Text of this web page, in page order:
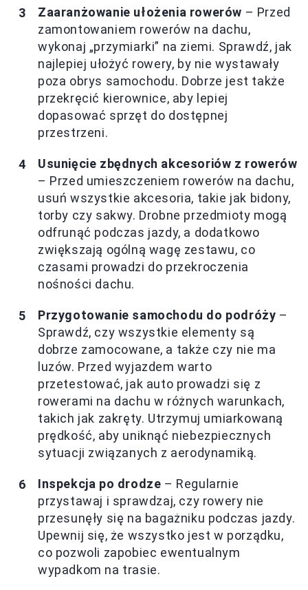
Zaaranżowanie ułożenia rowerów – Przed
zamontowaniem rowerów na dachu,
wykonaj „przymiarki” na ziemi. Sprawdź, jak
najlepiej ułożyć rowery, by nie wystawały
poza obrys samochodu. Dobrze jest także
przekręcić kierownice, aby lepiej
dopasować sprzęt do dostępnej
przestrzeni.
Usunięcie zbędnych akcesoriów z rowerów
– Przed umieszczeniem rowerów na dachu,
usuń wszystkie akcesoria, takie jak bidony,
torby czy sakwy. Drobne przedmioty mogą
odfrunąć podczas jazdy, a dodatkowo
zwiększają ogólną wagę zestawu, co
czasami prowadzi do przekroczenia
nośności dachu.
Przygotowanie samochodu do podróży –
Sprawdź, czy wszystkie elementy są
dobrze zamocowane, a także czy nie ma
luzów. Przed wyjazdem warto
przetestować, jak auto prowadzi się z
rowerami na dachu w różnych warunkach,
takich jak zakręty. Utrzymuj umiarkowaną
prędkość, aby uniknąć niebezpiecznych
sytuacji związanych z aerodynamiką.
Inspekcja po drodze – Regularnie
przystawaj i sprawdzaj, czy rowery nie
przesunęły się na bagażniku podczas jazdy.
Upewnij się, że wszystko jest w porządku,
co pozwoli zapobiec ewentualnym
wypadkom na trasie.